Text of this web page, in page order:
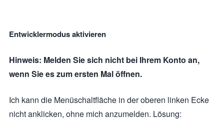
Entwicklermodus aktivieren
Hinweis: Melden Sie sich nicht bei Ihrem Konto an,
wenn Sie es zum ersten Mal öffnen.
Ich kann die Menüschaltfläche in der oberen linken Ecke
nicht anklicken, ohne mich anzumelden. Lösung: